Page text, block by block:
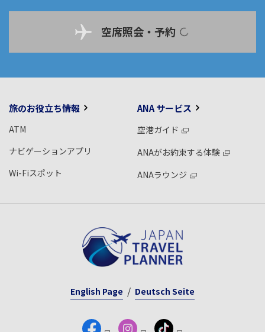
空席照会・予約
旅のお役立ち情報
ATM
ナビゲーションアプリ
Wi-Fiスポット
ANA サービス
空港ガイド
ANAがお約束する体験
ANAラウンジ
English Page Deutsch Seite